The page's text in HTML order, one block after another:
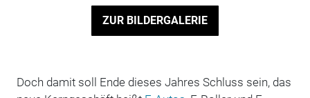
ZUR BILDERGALERIE
Doch damit soll Ende dieses Jahres Schluss sein, das